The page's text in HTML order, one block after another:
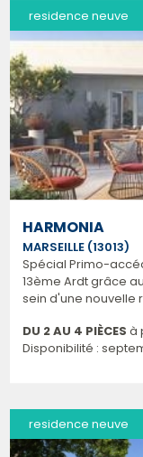
residence neuve
HARMONIA
MARSEILLE (13013)
Spécial Primo-
13ème Ardt grâce
sein d'une nouvelle
DU 2 AU 4 PIÈCES à
Disponibilité :
residence neuve